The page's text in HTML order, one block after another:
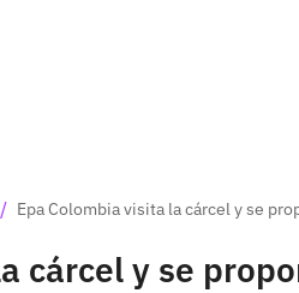
/ Epa Colombia visita la cárcel y se
cárcel y se